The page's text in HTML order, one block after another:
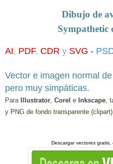
Dibujo de
Sympathetic
AI, PDF, CDR y SVG -
Vector e imagen normal de
pero muy simpáticas.
Para Illustrator, Corel e Inkscape,
y PNG de fondo transparente (clipart)
Descargarvectores gratis,